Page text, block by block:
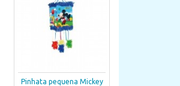
Pinhata pequena Mickey